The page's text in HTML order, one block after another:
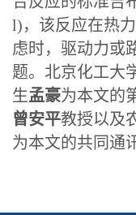
l)，该反应在热
虑时，驱动力或
题。北京化工大
生孟豪为本文的
曾安平教授以及
为本文的共同通